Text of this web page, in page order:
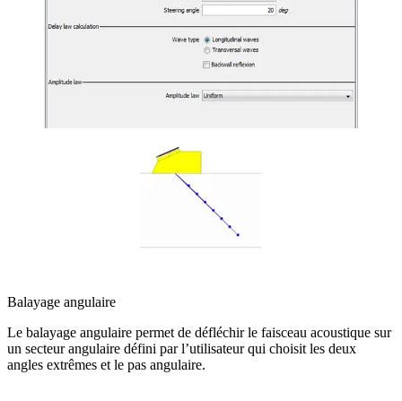
Balayage angulaire
Le balayage angulaire permet de défléchir le faisceau acoustique sur
un secteur angulaire défini par l’utilisateur qui choisit les deux
angles extrêmes et le pas angulaire.